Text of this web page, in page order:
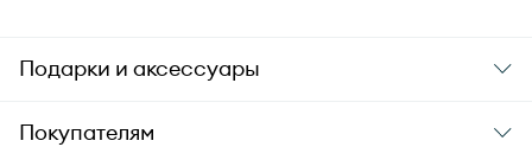
Подарки и аксессуары
Подарки
Покупателям